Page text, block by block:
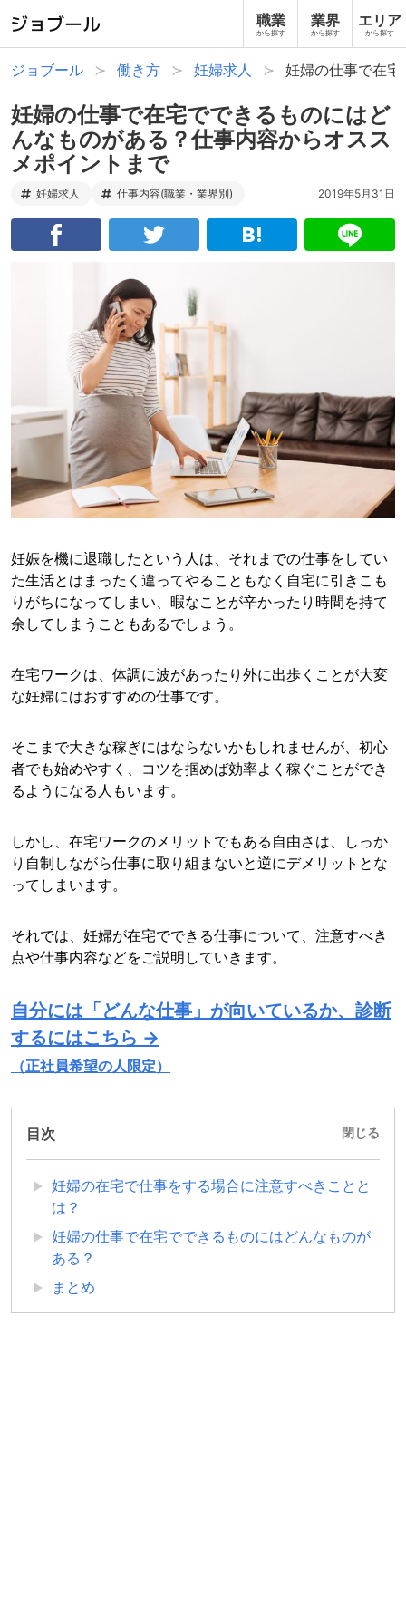
職業
から探す
業界
から探す
エリア
から探す
ジョブール 働き方 妊婦求人 妊婦の仕事で在
妊婦の仕事で在宅でできるものにはど
んなものがある？仕事内容からオスス
メポイントまで
妊婦求人 仕事内容(職業・業界別) 2019年5月31日
妊娠を機に退職したという人は、それまでの仕事をしてい
た生活とはまったく違ってやることもなく自宅に引きこも
りがちになってしまい、暇なことが辛かったり時間を持て
余してしまうこともあるでしょう。
在宅ワークは、体調に波があったり外に出歩くことが大変
な妊婦にはおすすめの仕事です。
そこまで大きな稼ぎにはならないかもしれませんが、初心
者でも始めやすく、コツを掴めば効率よく稼ぐことができ
るようになる人もいます。
しかし、在宅ワークのメリットでもある自由さは、しっか
り自制しながら仕事に取り組まないと逆にデメリットとな
ってしまいます。
それでは、妊婦が在宅でできる仕事について、注意すべき
点や仕事内容などをご説明していきます。
自分には「どんな仕事」が向いているか、診断
するにはこちら →
（正社員希望の人限定）
目次 閉じる
妊婦の在宅で仕事をする場合に注意すべきことと
は？
妊婦の仕事で在宅でできるものにはどんなものが
ある？
まとめ